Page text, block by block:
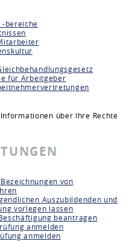
-bereiche
für Arbeitgeber
über Ihre Rechte
von
Auszubildenden und
vorlegen lassen
beantragen
anmelden
anmelden